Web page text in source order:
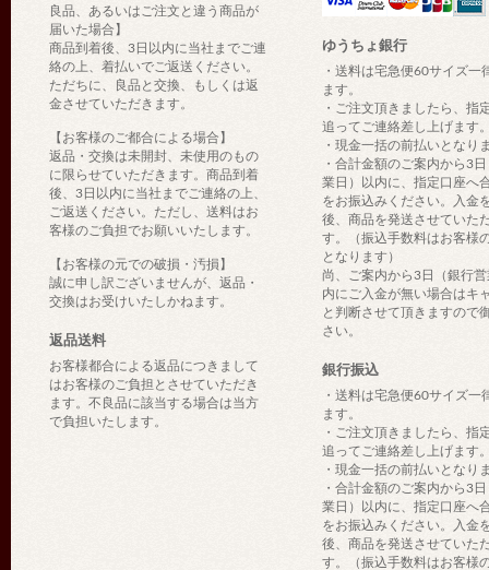
良品、あるいはご注文と違う商品が
届いた場合】
商品到着後、3日以内に当社までご連
絡の上、着払いでご返送ください。
ただちに、良品と交換、もしくは返
金させていただきます。
【お客様のご都合による場合】
返品・交換は未開封、未使用のもの
に限らせていただきます。商品到着
後、3日以内に当社までご連絡の上、
ご返送ください。ただし、送料はお
客様のご負担でお願いいたします。
【お客様の元での破損・汚損】
誠に申し訳ございませんが、返品・
交換はお受けいたしかねます。
返品送料
お客様都合による返品につきまして
はお客様のご負担とさせていただき
ます。不良品に該当する場合は当方
で負担いたします。
ゆうちょ銀行
・送料は宅急便60サイズ一
ます。
・ご注文頂きましたら、指
追ってご連絡差し上げます
・現金一括の前払いとなり
・合計金額のご案内から3
業日）以内に、指定口座へ
をお振込みください。入金
後、商品を発送させていた
す。（振込手数料はお客様
となります）
尚、ご案内から3日（銀行
内にご入金が無い場合はキ
と判断させて頂きますので
さい。
銀行振込
・送料は宅急便60サイズ一
ます。
・ご注文頂きましたら、指
追ってご連絡差し上げます
・現金一括の前払いとなり
・合計金額のご案内から3
業日）以内に、指定口座へ
をお振込みください。入金
後、商品を発送させていた
す。（振込手数料はお客様